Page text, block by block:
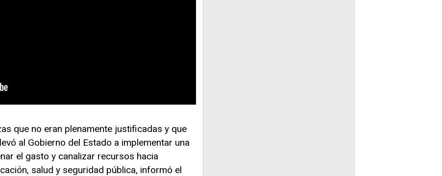
que no eran plenamente justificadas y que
al Gobierno del Estado a implementar una
el gasto y canalizar recursos hacia
salud y seguridad pública, informó el